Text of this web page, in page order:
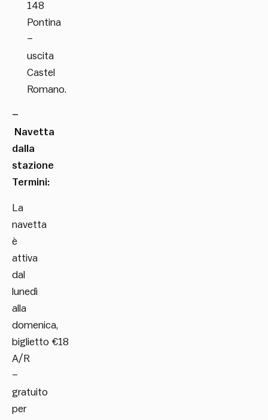
148
Pontina
–
uscita
Castel
Romano.
–
Navetta
dalla
stazione
Termini:
La
navetta
è
attiva
dal
lunedì
alla
domenica,
biglietto €18
A/R
–
gratuito
per